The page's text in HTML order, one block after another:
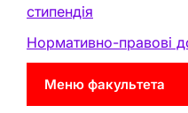
стипендія
Нормативно-правові
Меню факультета